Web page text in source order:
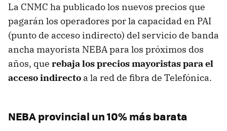
La CNMC ha publicado los nuevos precios que
pagarán los operadores por la capacidad en PAI
(punto de acceso indirecto) del servicio de banda
ancha mayorista NEBA para los próximos dos
años, que rebaja los precios mayoristas para el
acceso indirecto a la red de fibra de Telefónica.
NEBA provincial un 10% más barata